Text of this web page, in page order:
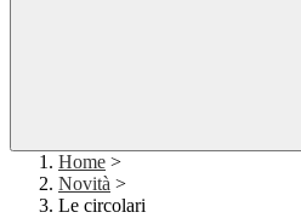
Home >
Novità >
Le circolari